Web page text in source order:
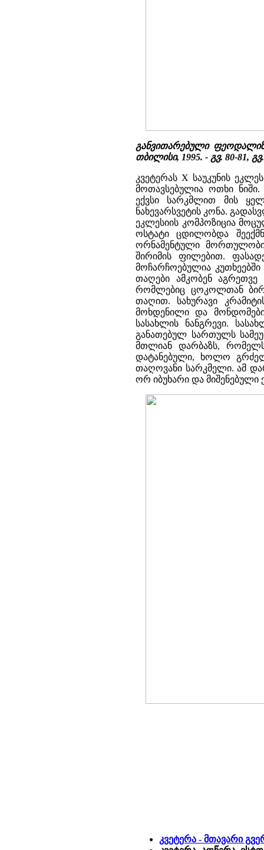
განვითარებული
თბილისი, 1995. - გვ. 80-81,
კვეტერას X საუკუნის
მოთავსებულია ოთხი
ექვსი სარკმლით მის
ნახევარსვეტის კონა.
ეკლესიის კომპოზიცია
ოსტატი ცდილობდა
ორნამენტული
შირიმის ფილებით.
მოჩარჩოებულია
თაღები ამკობენ
რომლებიც ცოკოლთან
თაღით. სახურავი
მოხდენილი და
სასახლის ნანგრევი.
განათებულ სართულს
მთლიან დარბაზს,
დატანებული, ხოლო
თაღოვანი სარკმელი. ამ
ორ იბუხარი და მიშენებული
კვეტერა - მთავარი